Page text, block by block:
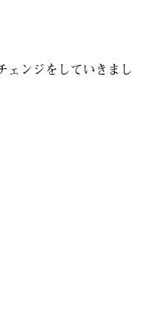
ェンジをしていきまし